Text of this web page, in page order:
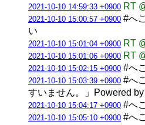
2021-10-10 14:59:33 +0900 RT
2021-10-10 15:00:57 +0900 #へ
い
2021-10-10 15:01:04 +0900 RT
2021-10-10 15:01:06 +0900 RT
2021-10-10 15:02:15 +0900 #へ
2021-10-10 15:03:39 +0900 #へ
すいません。」Powered by
2021-10-10 15:04:17 +0900 #へ
2021-10-10 15:05:10 +0900 #へ